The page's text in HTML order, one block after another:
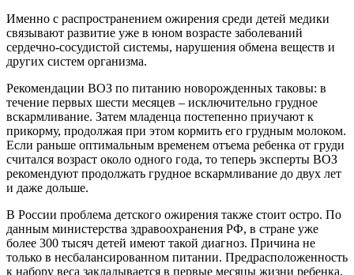
Именно с распространением ожирения среди детей медики
связывают развитие уже в юном возрасте заболеваний
сердечно-сосудистой системы, нарушения обмена веществ и
других систем организма.
Рекомендации ВОЗ по питанию новорожденных таковы: в
течение первых шести месяцев – исключительно грудное
вскармливание. Затем младенца постепенно приучают к
прикорму, продолжая при этом кормить его грудным молоком.
Если раньше оптимальным временем отъема ребенка от груди
считался возраст около одного года, то теперь эксперты ВОЗ
рекомендуют продолжать грудное вскармливание до двух лет
и даже дольше.
В России проблема детского ожирения также стоит остро. По
данным министерства здравоохранения РФ, в стране уже
более 300 тысяч детей имеют такой диагноз. Причина не
только в несбалансированном питании. Предрасположенность
к набору веса закладывается в первые месяцы жизни ребенка,